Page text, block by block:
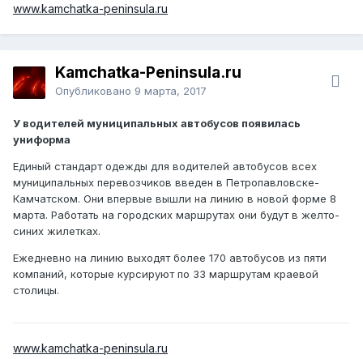
www.kamchatka-peninsula.ru
Kamchatka-Peninsula.ru
Опубликовано 9 марта, 2017
У водителей муниципальных автобусов появилась
униформа
Единый стандарт одежды для водителей автобусов всех
муниципальных перевозчиков введен в Петропавловске-
Камчатском. Они впервые вышли на линию в новой форме 8
марта. Работать на городских маршрутах они будут в желто-
синих жилетках.
Ежедневно на линию выходят более 170 автобусов из пяти
компаний, которые курсируют по 33 маршрутам краевой
столицы.
www.kamchatka-peninsula.ru